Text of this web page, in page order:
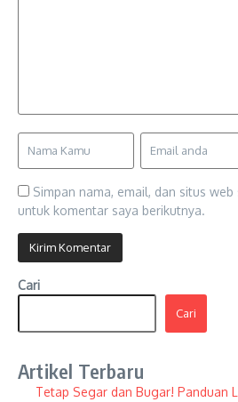
Simpan nama, email, dan situs
untuk komentar saya berikutnya.
Cari
Cari
Artikel Terbaru
Tetap Segar dan Bugar! Panduan